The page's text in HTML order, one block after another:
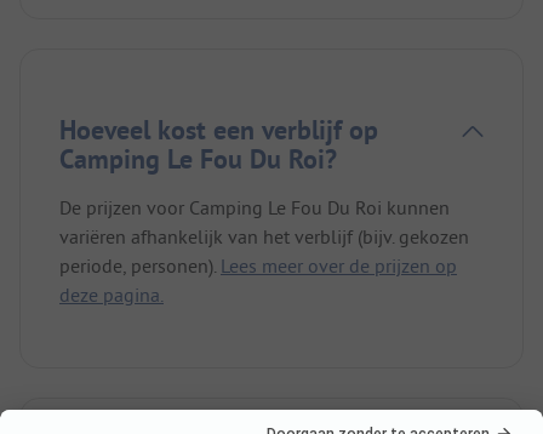
Hoeveel kost een verblijf op
Camping Le Fou Du Roi?
De prijzen voor Camping Le Fou Du Roi kunnen
variëren afhankelijk van het verblijf (bijv. gekozen
periode, personen). Lees meer over de prijzen op
deze pagina.